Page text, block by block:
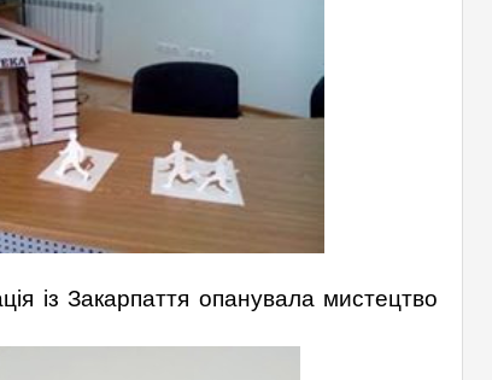
опанувала мистецтво